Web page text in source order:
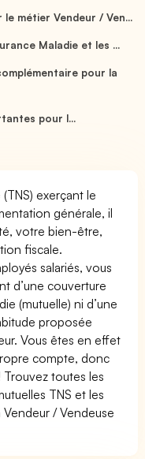
le métier Vendeur / Ven...
Maladie et les ...
pour la
pour l...
exerçant le
générale, il
votre bien-être,
fiscale.
salariés, vous
d’une couverture
(mutuelle) ni d’une
proposée
Vous êtes en effet
compte, donc
Trouvez toutes les
TNS et les
/ Vendeuse